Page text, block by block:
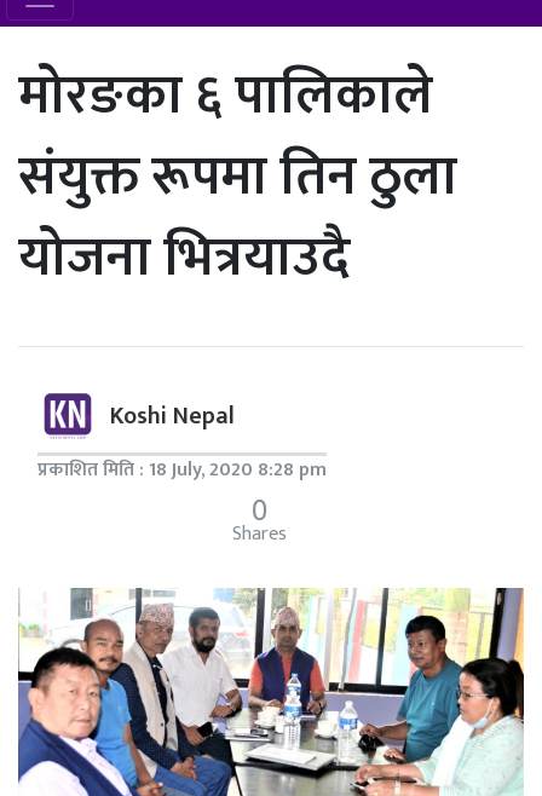
मोरङका ६ पालिकाले
संयुक्त रूपमा तिन ठुला
योजना भित्रयाउदै
Koshi Nepal
प्रकाशित मिति : 18 July, 2020 8:28 pm
0
Shares